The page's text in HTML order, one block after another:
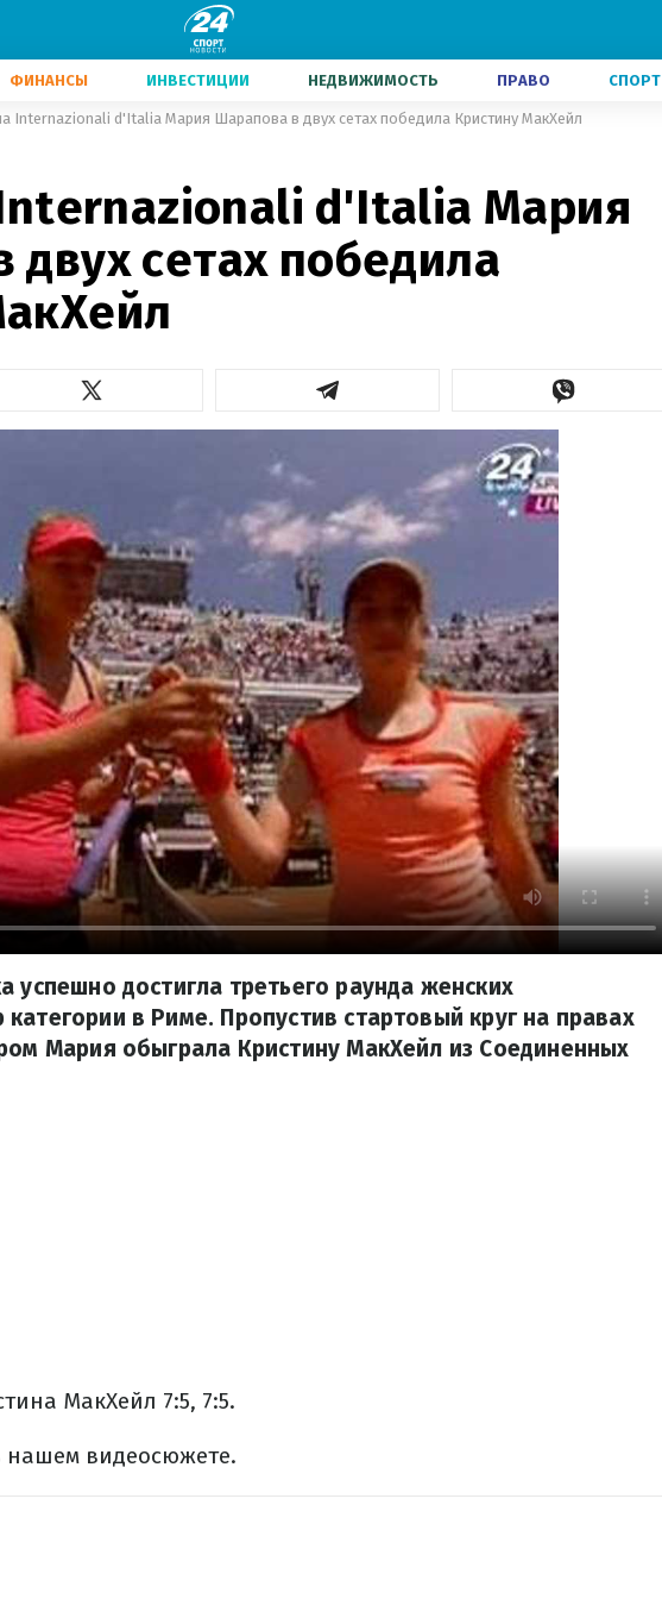
ФИНАНСЫ ИНВЕСТИЦИИ НЕДВИЖИМОСТЬ ПРАВО СПОРТ
Internazionali d'Italia Мария Шарапова в двух сетах победила Кристину МакХейл
d'Italia Мария
сетах победила
успешно достигла третьего раунда женских
в Риме. Пропустив стартовый круг на правах
Мария обыграла Кристину МакХейл из Соединенных
МакХейл 7:5, 7:5.
нашем видеосюжете.